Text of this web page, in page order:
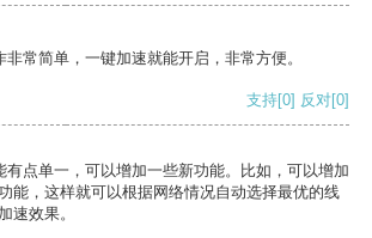
常简单，一键加速就能开启，非常方便。
支持[0] 反对[0]
有点单一，可以增加一些新功能。比如，可以增加
能，这样就可以根据网络情况自动选择最优的线
速效果。